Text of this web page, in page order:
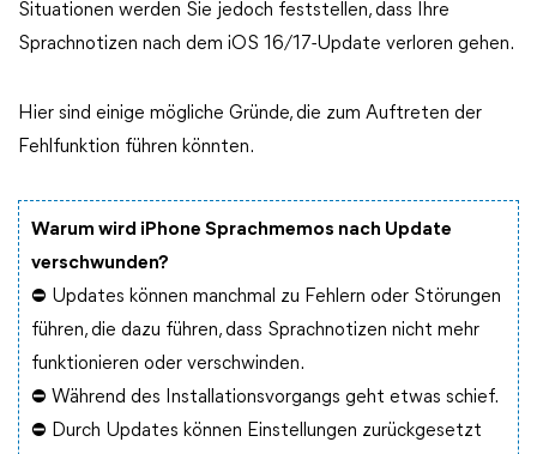
Situationen werden Sie jedoch feststellen, dass Ihre
Sprachnotizen nach dem iOS 16/17-Update verloren gehen.
Hier sind einige mögliche Gründe, die zum Auftreten der
Fehlfunktion führen könnten.
Warum wird iPhone Sprachmemos nach Update
verschwunden?
⛔ Updates können manchmal zu Fehlern oder Störungen
führen, die dazu führen, dass Sprachnotizen nicht mehr
funktionieren oder verschwinden.
⛔ Während des Installationsvorgangs geht etwas schief.
⛔ Durch Updates können Einstellungen zurückgesetzt